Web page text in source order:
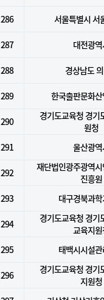
286 서울특별시 서
287 대전광
288 경상남도
289 한국출판문화
290
경기도교육청 경기
원청
291
울산광
292
재단법인광주광역
진흥원
293
대구경북과
294
경기도교육청 경기
교육지
295
태백시시설
296
경기도교육청 경기
지원청